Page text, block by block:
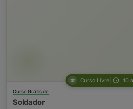
Curso Livre 10
Curso Grátis de
Soldador